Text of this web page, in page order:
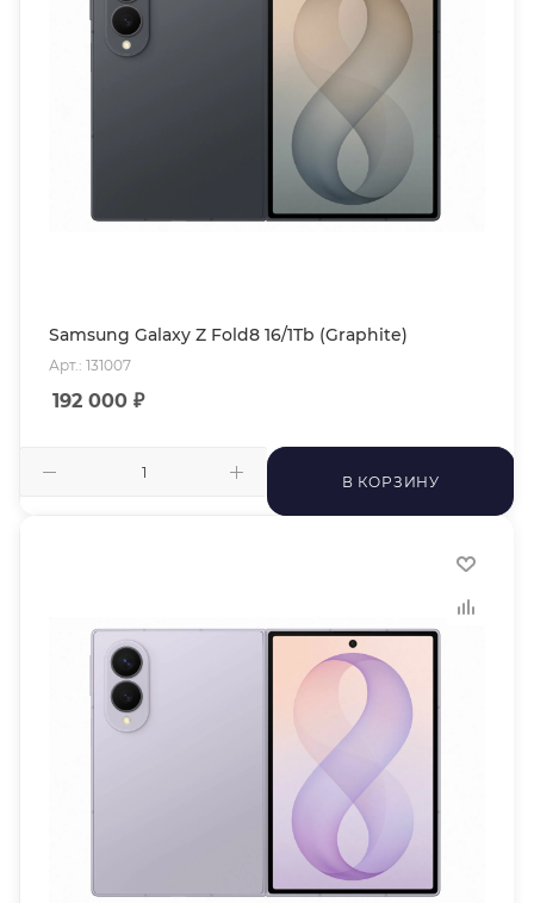
Samsung Galaxy Z Fold8 16/1Tb (Graphite)
Арт.: 131007
192 000 ₽
В КОРЗИНУ